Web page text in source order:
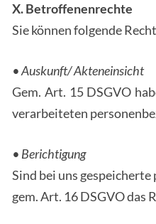
X. Betroffenenrechte
Sie können folgende
• Auskunft/ Akteneinsicht
Gem. Art. 15 DSGVO
verarbeiteten
• Berichtigung
Sind bei uns
gem. Art. 16 DSGVO das